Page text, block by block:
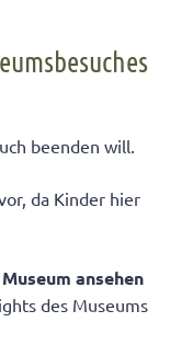
beenden will.
da Kinder hier
ansehen
des Museums